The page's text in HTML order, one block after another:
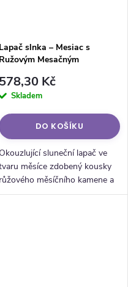
Lapač slnka – Mesiac s
Ružovým Mesačným
578,30 Kč
Skladem
DO KOŠÍKU
Okouzlující sluneční lapač ve
měsíce zdobený kousky
růžového měsíčního kamene a
přívěskem z